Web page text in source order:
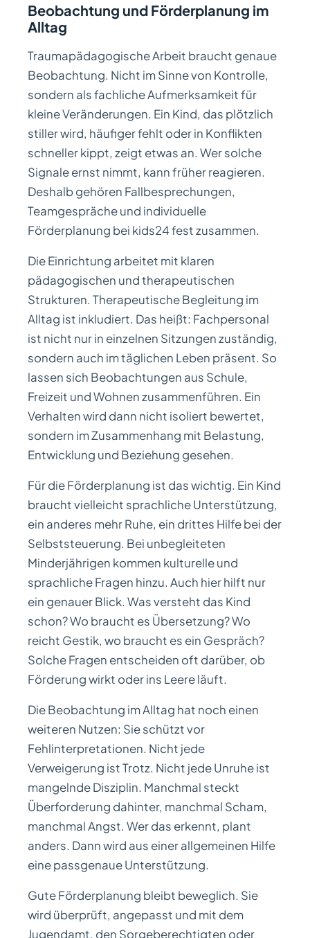
Beobachtung und Förderplanung im
Alltag
Traumapädagogische Arbeit braucht genaue
Beobachtung. Nicht im Sinne von Kontrolle,
sondern als fachliche Aufmerksamkeit für
kleine Veränderungen. Ein Kind, das plötzlich
stiller wird, häufiger fehlt oder in Konflikten
schneller kippt, zeigt etwas an. Wer solche
Signale ernst nimmt, kann früher reagieren.
Deshalb gehören Fallbesprechungen,
Teamgespräche und individuelle
Förderplanung bei kids24 fest zusammen.
Die Einrichtung arbeitet mit klaren
pädagogischen und therapeutischen
Strukturen. Therapeutische Begleitung im
Alltag ist inkludiert. Das heißt: Fachpersonal
ist nicht nur in einzelnen Sitzungen zuständig,
sondern auch im täglichen Leben präsent. So
lassen sich Beobachtungen aus Schule,
Freizeit und Wohnen zusammenführen. Ein
Verhalten wird dann nicht isoliert bewertet,
sondern im Zusammenhang mit Belastung,
Entwicklung und Beziehung gesehen.
Für die Förderplanung ist das wichtig. Ein Kind
braucht vielleicht sprachliche Unterstützung,
ein anderes mehr Ruhe, ein drittes Hilfe bei der
Selbststeuerung. Bei unbegleiteten
Minderjährigen kommen kulturelle und
sprachliche Fragen hinzu. Auch hier hilft nur
ein genauer Blick. Was versteht das Kind
schon? Wo braucht es Übersetzung? Wo
reicht Gestik, wo braucht es ein Gespräch?
Solche Fragen entscheiden oft darüber, ob
Förderung wirkt oder ins Leere läuft.
Die Beobachtung im Alltag hat noch einen
weiteren Nutzen: Sie schützt vor
Fehlinterpretationen. Nicht jede
Verweigerung ist Trotz. Nicht jede Unruhe ist
mangelnde Disziplin. Manchmal steckt
Überforderung dahinter, manchmal Scham,
manchmal Angst. Wer das erkennt, plant
anders. Dann wird aus einer allgemeinen Hilfe
eine passgenaue Unterstützung.
Gute Förderplanung bleibt beweglich. Sie
wird überprüft, angepasst und mit dem
Jugendamt, den Sorgeberechtigten oder